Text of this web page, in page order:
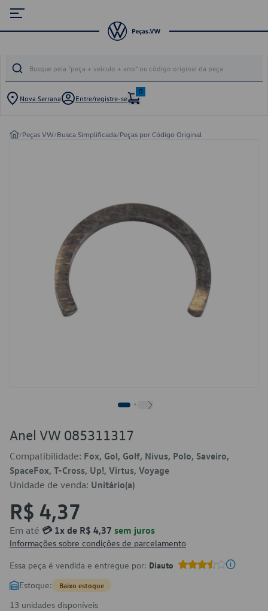
Nova Serrana Entre/registre-se
0
/Peças VW/Busca Simplificada/Peças por Código Original
Anel VW 085311317
Compatibilidade: Fox, Gol, Golf, Nivus, Polo, Saveiro,
SpaceFox, T-Cross, Up!, Virtus, Voyage
Unidade de venda: Unitário(a)
R$ 4,37
Em até 💳 1x de R$ 4,37 sem juros
Informações sobre condições de parcelamento
Essa peça é vendida e entregue por: Diauto
Estoque: Baixo estoque
13 unidades disponíveis